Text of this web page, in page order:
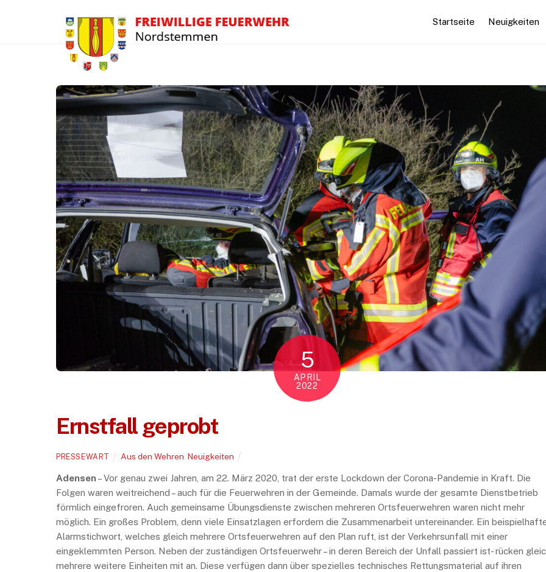
Startseite Neuigkeiten
5
APRIL
2022
Ernstfall geprobt
PRESSEWART Aus den Wehren Neuigkeiten
Adensen – Vor genau zwei Jahren, am 22. März 2020, trat der erste Lockdown der Corona-Pandemie in Kraft. Die
Folgen waren weitreichend – auch für die Feuerwehren in der Gemeinde. Damals wurde der gesamte Dienstbetrieb
förmlich eingefroren. Auch gemeinsame Übungsdienste zwischen mehreren Ortsfeuerwehren waren nicht mehr
möglich. Ein großes Problem, denn viele Einsatzlagen erfordern die Zusammenarbeit untereinander. Ein
Alarmstichwort, welches gleich mehrere Ortsfeuerwehren auf den Plan ruft, ist der Verkehrsunfall mit einer
eingeklemmten Person. Neben der zuständigen Ortsfeuerwehr – in deren Bereich der Unfall passiert ist- rücken
mehrere weitere Einheiten mit an. Diese verfügen dann über spezielles technisches Rettungsmaterial auf ihren